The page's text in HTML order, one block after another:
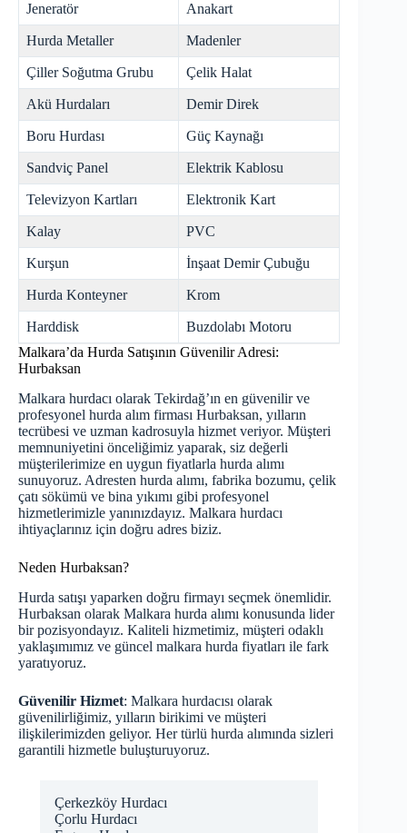
Jeneratör Anakart
Hurda Metaller Madenler
Çiller Soğutma Grubu Çelik Halat
Akü Hurdaları Demir Direk
Boru Hurdası Güç Kaynağı
Sandviç Panel Elektrik Kablosu
Televizyon Kartları Elektronik Kart
Kalay PVC
Kurşun İnşaat Demir Çubuğu
Hurda Konteyner Krom
Harddisk
Buzdolabı Motoru
Malkara’da Hurda Satışının Güvenilir Adresi:
Hurbaksan
Malkara hurdacı olarak Tekirdağ’ın en güvenilir ve
profesyonel hurda alım firması Hurbaksan, yılların
tecrübesi ve uzman kadrosuyla hizmet veriyor. Müşteri
memnuniyetini önceliğimiz yaparak, siz değerli
müşterilerimize en uygun fiyatlarla hurda alımı
sunuyoruz. Adresten hurda alımı, fabrika bozumu, çelik
çatı sökümü ve bina yıkımı gibi profesyonel
hizmetlerimizle yanınızdayız. Malkara hurdacı
ihtiyaçlarınız için doğru adres biziz.
Neden Hurbaksan?
Hurda satışı yaparken doğru firmayı seçmek önemlidir.
Hurbaksan olarak Malkara hurda alımı konusunda lider
bir pozisyondayız. Kaliteli hizmetimiz, müşteri odaklı
yaklaşımımız ve güncel malkara hurda fiyatları ile fark
yaratıyoruz.
Güvenilir Hizmet: Malkara hurdacısı olarak
güvenilirliğimiz, yılların birikimi ve müşteri
ilişkilerimizden geliyor. Her türlü hurda alımında sizleri
garantili hizmetle buluşturuyoruz.
Çerkezköy Hurdacı
Çorlu Hurdacı